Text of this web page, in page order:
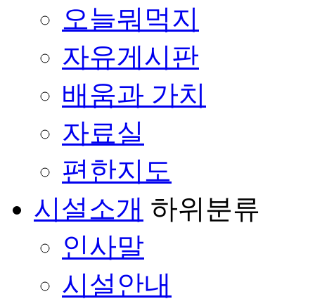
오늘뭐먹지
자유게시판
배움과 가치
자료실
편한지도
시설소개 하위분류
인사말
시설안내